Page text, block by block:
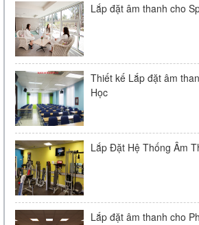
Lắp đặt âm thanh cho
Thiết kế Lắp đặt âm
Học
Lắp Đặt Hệ Thống Âm
Lắp đặt âm thanh cho